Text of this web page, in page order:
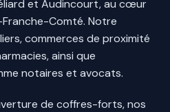
et Audincourt, au cœur
Comté. Notre
commerces de proximité
ainsi que
notaires et avocats.
de coffres-forts, nos